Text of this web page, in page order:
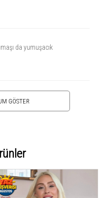
da yumuşacık
GÖSTER